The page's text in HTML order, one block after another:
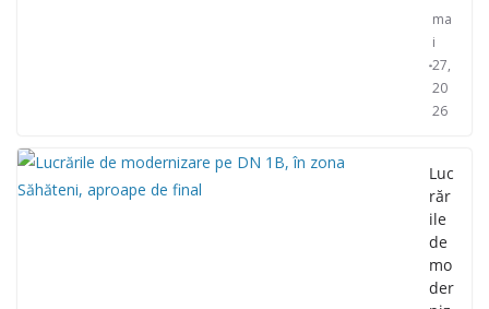
ma
i
27,
20
26
Luc
răr
ile
de
mo
der